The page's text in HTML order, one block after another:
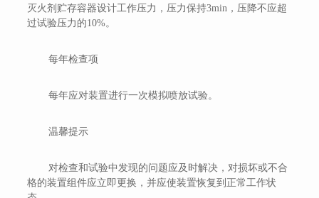
灭火剂贮存容器设计工作压力，压力保持3min，压降不应超
过试验压力的10%。
每年检查项
每年应对装置进行一次模拟喷放试验。
温馨提示
对检查和试验中发现的问题应及时解决，对损坏或不合
格的装置组件应立即更换，并应使装置恢复到正常工作状